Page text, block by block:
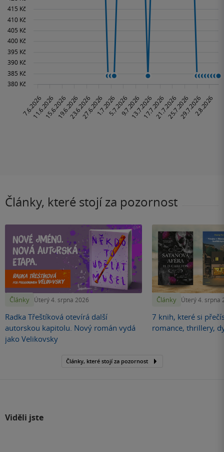
Články, které stojí za pozornost
Články Úterý 4. srpna 2026
Radka Třeštíková otevírá další
autorskou kapitolu. Nový román vydá
jako Velikovsky
Články Úterý 4. srpna
7 knih, které si
romance, thrillery,
Články, které stojí za pozornost
Viděli jste